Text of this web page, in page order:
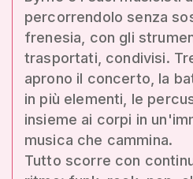
percorrendolo senza
frenesia, con gli
trasportati, condivisi.
aprono il concerto, la
in più elementi, le
insieme ai corpi in
musica che cammina.
Tutto scorre con